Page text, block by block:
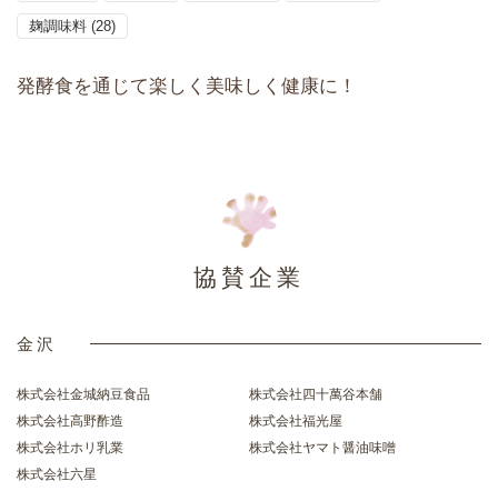
麹調味料 (28)
発酵食を通じて楽しく美味しく健康に！
協賛企業
金沢
株式会社金城納豆食品
株式会社四十萬谷本舗
株式会社高野酢造
株式会社福光屋
株式会社ホリ乳業
株式会社ヤマト醤油味噌
株式会社六星